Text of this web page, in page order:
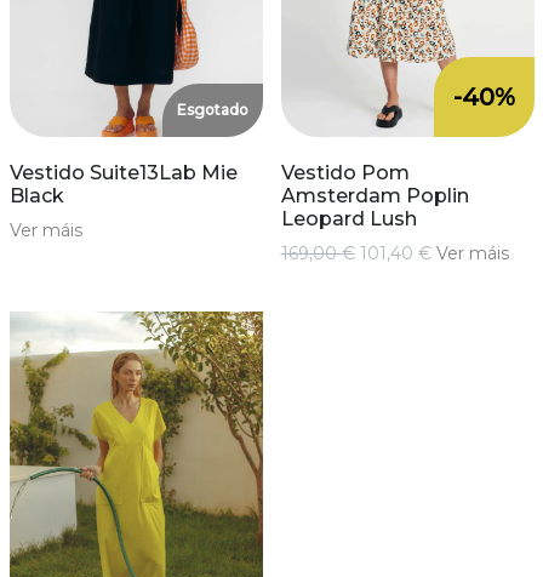
Esgotado
Vestido Suite13Lab Mie
Black
Ver máis
-40%
Vestido Pom
Amsterdam Poplin
Leopard Lush
169,00 € 101,40 € Ver máis